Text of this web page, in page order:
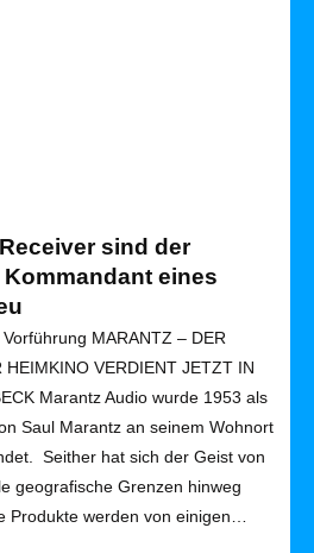
sind der
eines
MARANTZ – DER
HEIMKINO VERDIENT JETZT IN
Marantz Audio wurde 1953 als
Saul Marantz an seinem Wohnort
Seither hat sich der Geist von
geografische Grenzen hinweg
Produkte werden von einigen…